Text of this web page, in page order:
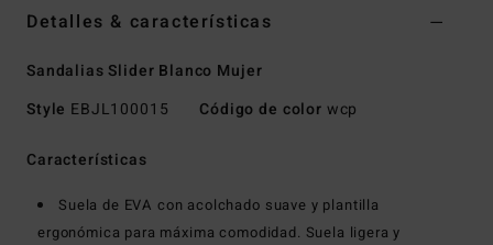
Detalles & características
Sandalias Slider Blanco Mujer
Style EBJL100015 Código de color wcp
Características
Suela de EVA con acolchado suave y plantilla
ergonómica para máxima comodidad. Suela ligera y